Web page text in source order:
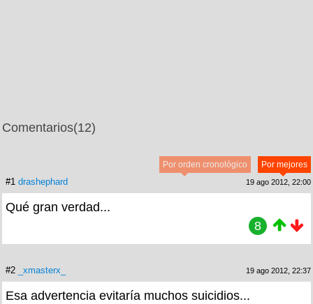
Comentarios(12)
Por mejores
Por orden cronológico
#1 drashephard 19 ago 2012, 22:00
Qué gran verdad...
8
#2 _xmasterx_ 19 ago 2012, 22:37
Esa advertencia evitaría muchos suicidios...